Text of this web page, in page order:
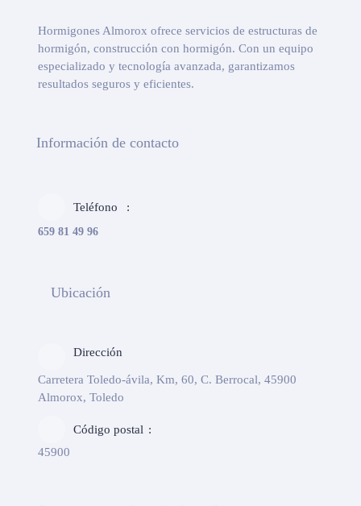
Hormigones Almorox ofrece servicios de estructuras de
hormigón, construcción con hormigón. Con un equipo
especializado y tecnología avanzada, garantizamos
resultados seguros y eficientes.
Información de contacto
Teléfono
659 81 49 96
Ubicación
Dirección
Carretera Toledo-ávila, Km, 60, C. Berrocal, 45900
Almorox, Toledo
Código postal
45900